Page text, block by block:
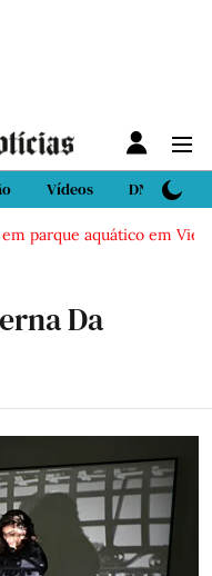
Vídeos DN Sport
aquático em Vieira
Da